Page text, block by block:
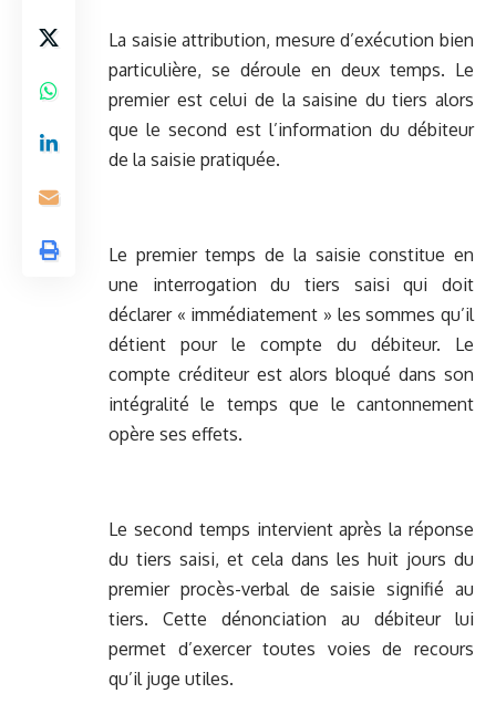
La saisie attribution, mesure d’exécution bien
particulière, se déroule en deux temps. Le
premier est celui de la saisine du tiers alors
que le second est l’information du débiteur
de la saisie pratiquée.
Le premier temps de la saisie constitue en
une interrogation du tiers saisi qui doit
déclarer « immédiatement » les sommes qu’il
détient pour le compte du débiteur. Le
compte créditeur est alors bloqué dans son
intégralité le temps que le cantonnement
opère ses effets.
Le second temps intervient après la réponse
du tiers saisi, et cela dans les huit jours du
premier procès-verbal de saisie signifié au
tiers. Cette dénonciation au débiteur lui
permet d’exercer toutes voies de recours
qu’il juge utiles.